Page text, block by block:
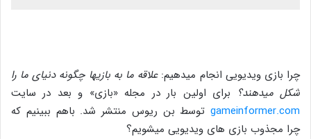
چرا بازی ویدیویی انجام می‎دهیم: علاقه ما به بازیها چگونه دنیای ما را
شکل میدهند؟ برای اولین بار در مجله «بازی» و بعد در سایت
gameinformer.com توسط بن ریوس منتشر شد. باهم ببینیم که
چرا مجذوب بازی های ویدیویی میشویم؟